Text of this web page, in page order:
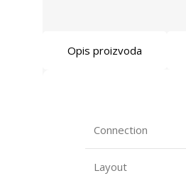
Opis proizvoda
Connection
Layout